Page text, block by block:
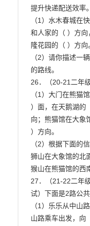
提升快递配送效率
（1）水木春城在
和人家的（ ）方
隆花园的（ ）方向
（2）请你描述一
的路线。
26．（20-21二年
（1）大门在熊猫
）面，在天鹅湖的
向；熊猫馆在大象
）方向。
（2）根据下面的
狮山在大象馆的北
猴山在熊猫馆的西
27．（21-22二年
试）下面是2路公
（1）乐乐从中山
山路乘车出发，向